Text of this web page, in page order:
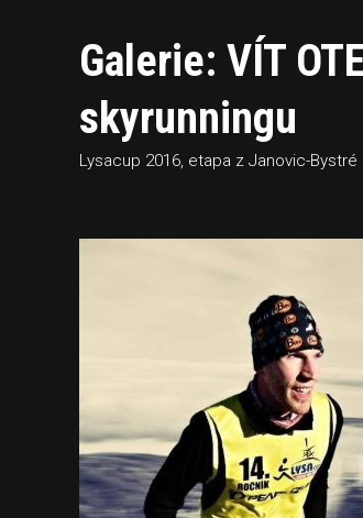
Galerie: VÍT
skyrunningu
Lysacup 2016, etapa z Janovic-Bystré